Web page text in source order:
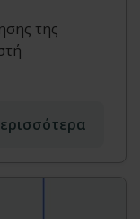
της